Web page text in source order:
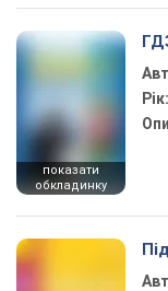
показати
обкладинку
Рік: